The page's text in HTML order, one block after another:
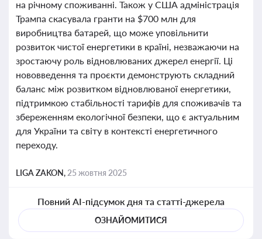
на річному споживанні. Також у США адміністрація
Трампа скасувала гранти на $700 млн для
виробництва батарей, що може уповільнити
розвиток чистої енергетики в країні, незважаючи на
зростаючу роль відновлюваних джерел енергії. Ці
нововведення та проєкти демонструють складний
баланс між розвитком відновлюваної енергетики,
підтримкою стабільності тарифів для споживачів та
збереженням екологічної безпеки, що є актуальним
для України та світу в контексті енергетичного
переходу.
LIGA ZAKON, 25 жовтня 2025
Повний AI-підсумок дня та статті-джерела
ОЗНАЙОМИТИСЯ